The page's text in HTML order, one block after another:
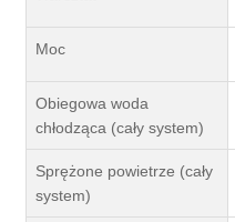
Moc
Obiegowa woda
chłodząca (cały system)
Sprężone powietrze (cały
system)